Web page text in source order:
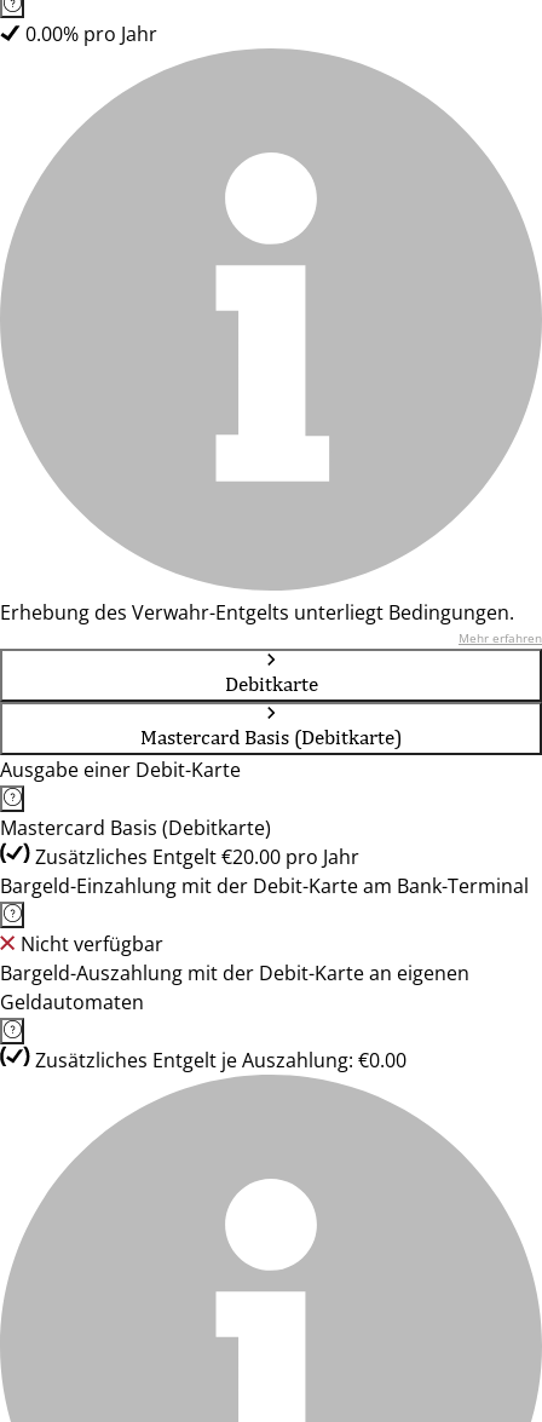
0.00% pro Jahr
Erhebung des Verwahr-Entgelts unterliegt Bedingungen.
Mehr erfahren
Debitkarte
Mastercard Basis (Debitkarte)
Ausgabe einer Debit-Karte
Mastercard Basis (Debitkarte)
Zusätzliches Entgelt €20.00 pro Jahr
Bargeld-Einzahlung mit der Debit-Karte am Bank-Terminal
Nicht verfügbar
Bargeld-Auszahlung mit der Debit-Karte an eigenen
Geldautomaten
Zusätzliches Entgelt je Auszahlung: €0.00